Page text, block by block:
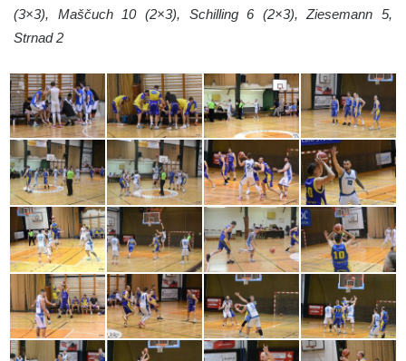
(3×3), Maščuch 10 (2×3), Schilling 6 (2×3), Ziesemann 5,
Strnad 2